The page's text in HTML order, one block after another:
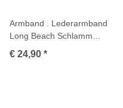
Armband . Lederarmband
Long Beach Schlamm
Edelstahl poliert . M01698
€ 24,90 *